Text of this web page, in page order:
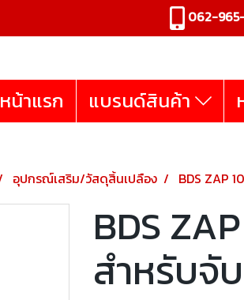
062-
หน้าแรก แบรนด์สินค้า
อุปกรณ์เสริม/วัสดุสิ้นเปลือง BDS ZAP
BDS
สำหรับจั